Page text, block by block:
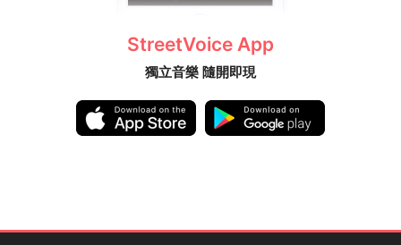
StreetVoice App
獨立音樂 隨開即現